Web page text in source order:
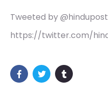
Tweeted by @hindupost
https://twitter.com/